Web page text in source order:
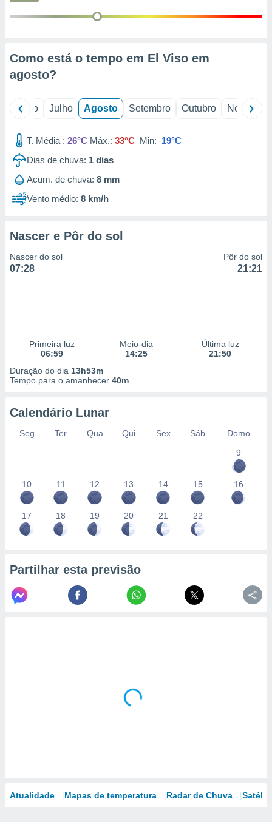
através
estudos
de
Como está o tempo em El Viso em
agosto?
Junho Julho Agosto Setembro Outubro Novembro
T. Média : 26°C Máx.: 33°C Min: 19°C
Dias de chuva: 1 dias
Acum. de chuva: 8 mm
Vento médio: 8 km/h
Nascer e Pôr do sol
Nascer do sol
07:28
Pôr do sol
21:21
Primeira luz
06:59
Meio-dia
14:25
Última luz
21:50
Duração do dia 13h53m
Tempo para o amanhecer 40m
Calendário Lunar
Seg Ter Qua Qui Sex Sáb
Domo
9
10 11 12 13 14 15 16
17 18 19 20 21 22
Partilhar esta previsão
Atualidade Mapas de temperatura Radar de Chuva